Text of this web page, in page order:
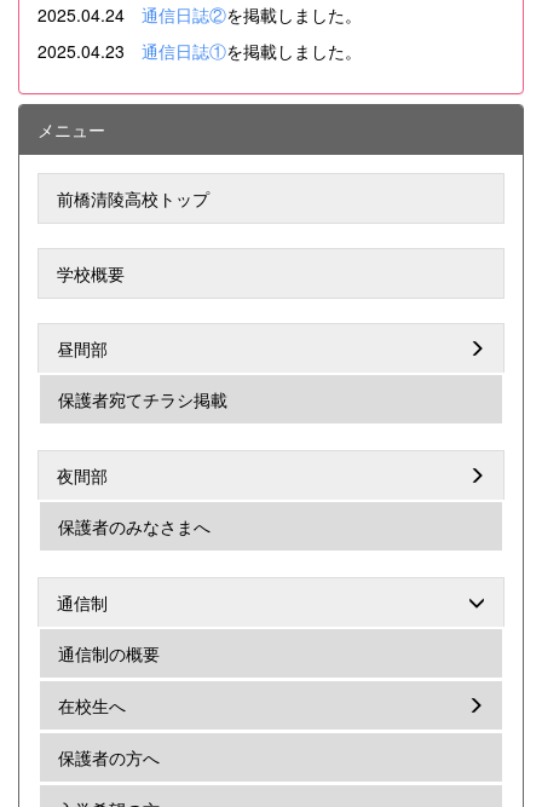
2025.04.24 通信日誌②を掲載しました。
2025.04.23 通信日誌①を掲載しました。
メニュー
前橋清陵高校トップ
学校概要
昼間部
保護者宛てチラシ掲載
夜間部
保護者のみなさまへ
通信制
通信制の概要
在校生へ
保護者の方へ